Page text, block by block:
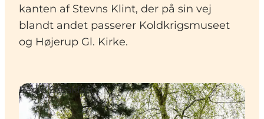
kanten af Stevns Klint, der på sin vej
blandt andet passerer Koldkrigsmuseet
og Højerup Gl. Kirke.
Bed & Breakfast